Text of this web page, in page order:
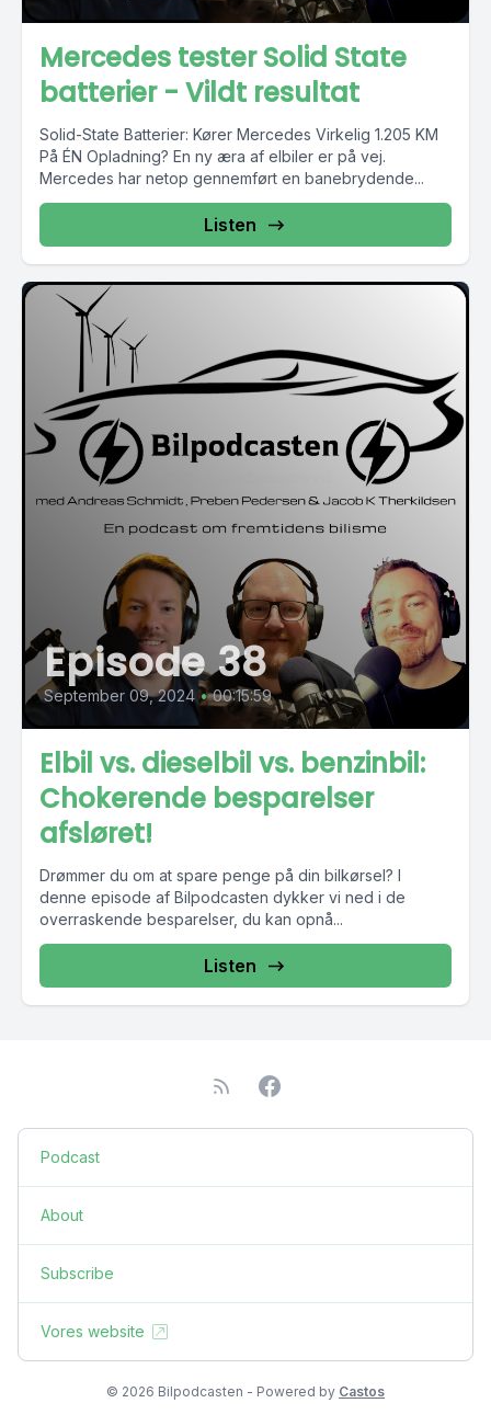
Mercedes tester Solid State
batterier - Vildt resultat
Solid-State Batterier: Kører Mercedes Virkelig 1.205 KM
På ÉN Opladning? En ny æra af elbiler er på vej.
Mercedes har netop gennemført en banebrydende...
Listen
Episode 38
September 09, 2024 • 00:15:59
Elbil vs. dieselbil vs. benzinbil:
Chokerende besparelser
afsløret!
Drømmer du om at spare penge på din bilkørsel? I
denne episode af Bilpodcasten dykker vi ned i de
overraskende besparelser, du kan opnå...
Listen
Podcast
About
Subscribe
Vores website
© 2026 Bilpodcasten - Powered by Castos